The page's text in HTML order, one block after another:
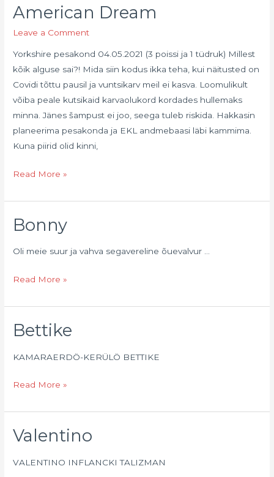
American Dream
Leave a Comment
Yorkshire pesakond 04.05.2021 (3 poissi ja 1 tüdruk) Millest
kõik alguse sai?! Mida siin kodus ikka teha, kui näitusted on
Covidi tõttu pausil ja vuntsikarv meil ei kasva. Loomulikult
võiba peale kutsikaid karvaolukord kordades hullemaks
minna. Jänes šampust ei joo, seega tuleb riskida. Hakkasin
planeerima pesakonda ja EKL andmebaasi läbi kammima.
Kuna piirid olid kinni,
American
Read More »
Bonny
Oli meie suur ja vahva segavereline õuevalvur …
Bonny
Read More »
Bettike
KAMARAERDÖ-KERÜLÖ BETTIKE
Bettike
Read More »
Valentino
VALENTINO INFLANCKI TALIZMAN
Valentino